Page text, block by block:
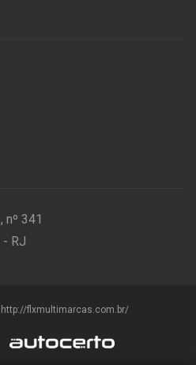
nº 341
- RJ
flxmultimarcas.com.br/